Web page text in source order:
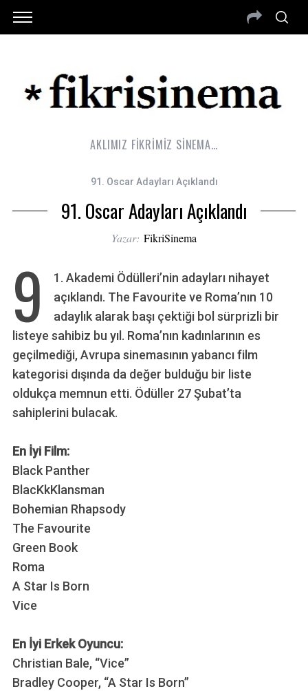
AKLIMIZ FİKRİMİZ SİNEMA…
91. Oscar Adayları Açıklandı
91. Oscar Adayları Açıklandı
Yazar: FikriSinema
9
1. Akademi Ödülleri’nin adayları nihayet
açıklandı. The Favourite ve Roma’nın 10
adaylık alarak başı çektiği bol sürprizli bir
listeye sahibiz bu yıl. Roma’nın kadınlarının es
geçilmediği, Avrupa sinemasının yabancı film
kategorisi dışında da değer bulduğu bir liste
oldukça memnun etti. Ödüller 27 Şubat’ta
sahiplerini bulacak.
En İyi Film:
Black Panther
BlacKkKlansman
Bohemian Rhapsody
The Favourite
Green Book
Roma
A Star Is Born
Vice
En İyi Erkek Oyuncu:
Christian Bale, “Vice”
Bradley Cooper, “A Star Is Born”